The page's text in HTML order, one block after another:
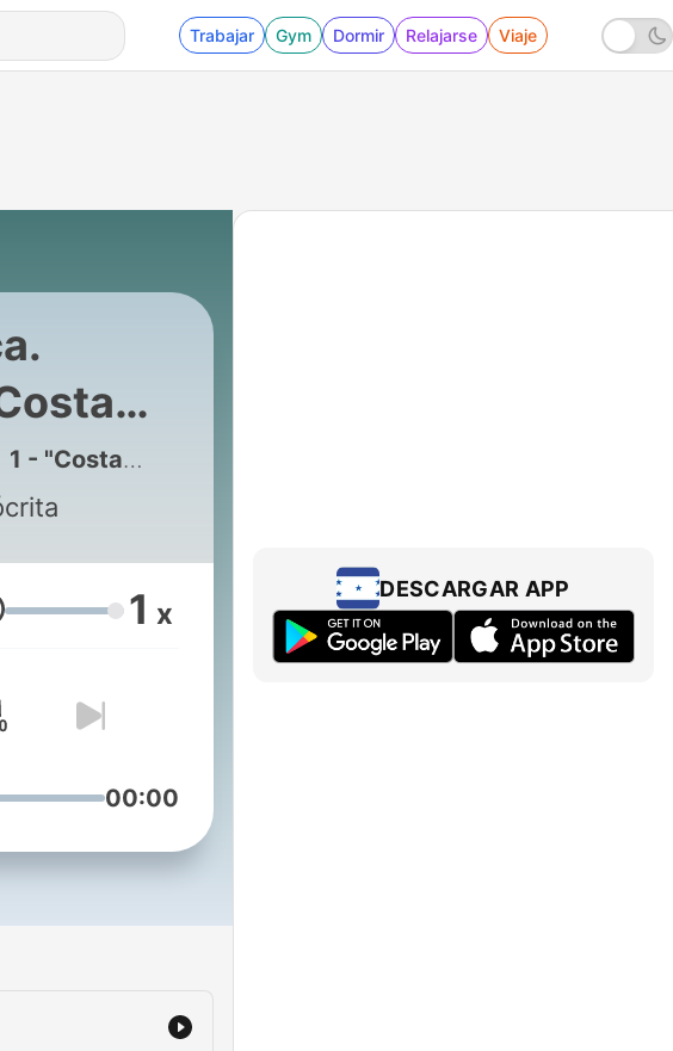
Trabajar Gym Dormir Relajarse Viaje
1 - "Costa Rica, Esencial Costa Rica"
Volumen 1 x
00:00
DESCARGAR APP